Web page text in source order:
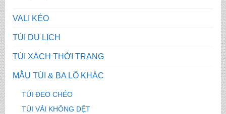
VALI KÉO
TÚI DU LỊCH
TÚI XÁCH THỜI TRANG
MẪU TÚI & BA LÔ KHÁC
TÚI ĐEO CHÉO
TÚI VẢI KHÔNG DỆT